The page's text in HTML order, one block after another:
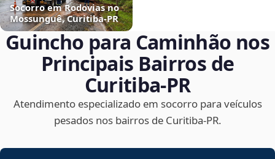
Socorro em Rodovias no
Mossunguê, Curitiba‑PR
Guincho para Caminhão nos
Principais Bairros de
Curitiba‑PR
Atendimento especializado em socorro para veículos
pesados nos bairros de Curitiba‑PR.